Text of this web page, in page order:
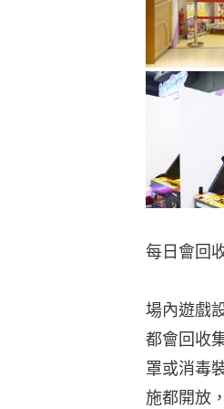
每日會回
場內遊戲
都會回
罩或消
施都開放
生意停頓
裝備，而